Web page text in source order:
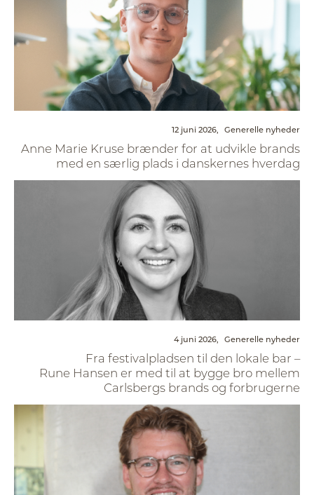
12 juni 2026, Generelle nyheder
Anne Marie Kruse brænder for at udvikle brands
med en særlig plads i danskernes hverdag
4 juni 2026, Generelle nyheder
Fra festivalpladsen til den lokale bar –
Rune Hansen er med til at bygge bro mellem
Carlsbergs brands og forbrugerne